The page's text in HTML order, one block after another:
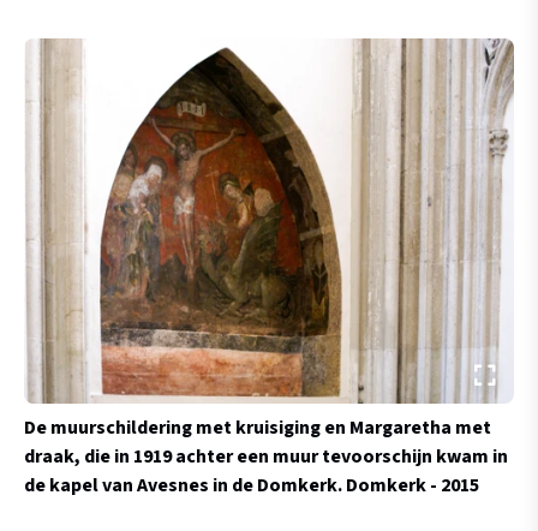
De muurschildering met kruisiging en Margaretha met
draak, die in 1919 achter een muur tevoorschijn kwam in
de kapel van Avesnes in de Domkerk.Domkerk - 2015